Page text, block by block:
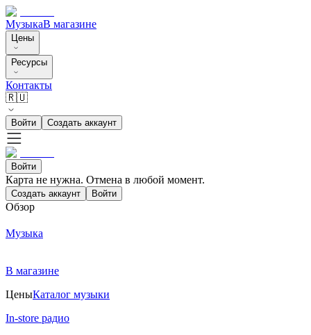
МузыкаВ магазине
Цены
Ресурсы
Контакты
🇷🇺
Войти Создать аккаунт
Войти
Карта не нужна. Отмена в любой момент.
Создать аккаунт Войти
Обзор
Музыка
В магазине
ЦеныКаталог музыки
In-store радио